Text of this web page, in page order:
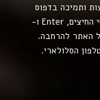
ותמיכה בדפוס
השימוש המקובל להפעלה עם מקלדת בעזרת מקשי החיצים, Enter ו-
הסלולארי.